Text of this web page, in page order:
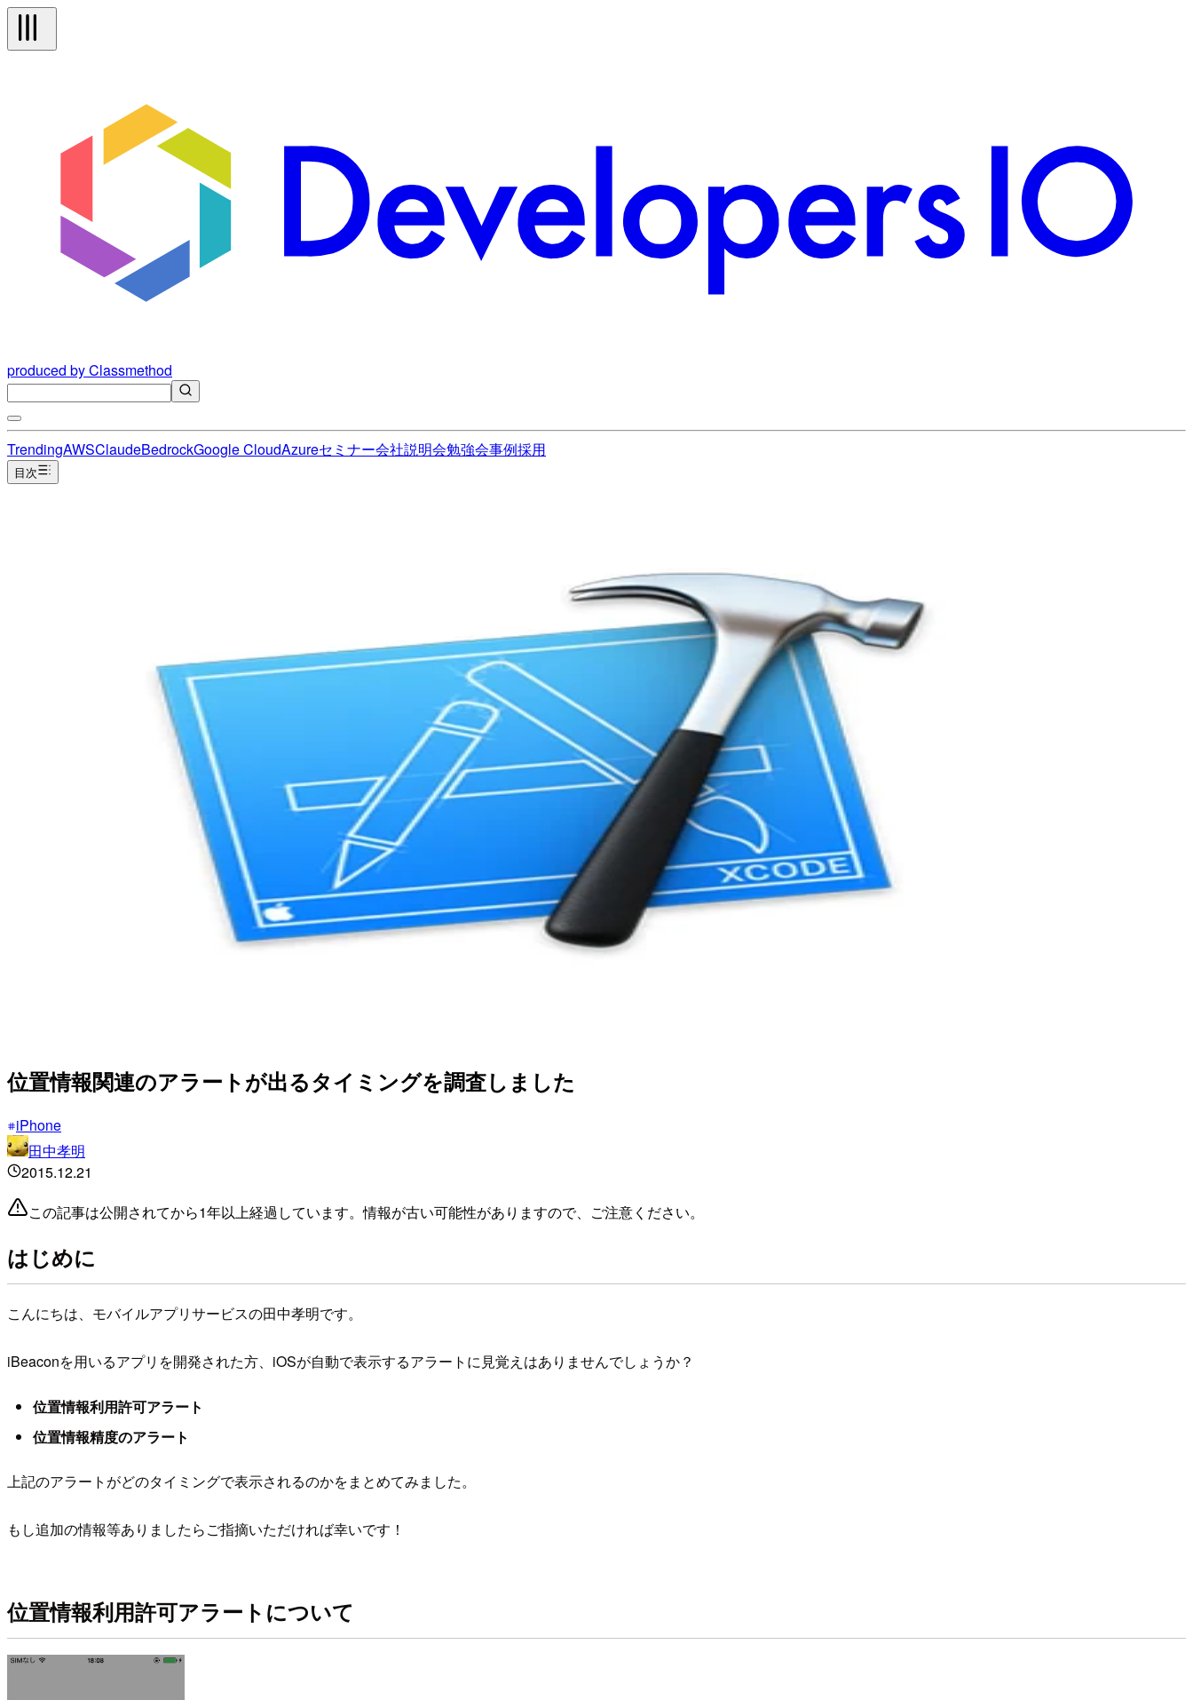
produced by Classmethod
TrendingAWSClaudeBedrockGoogle CloudAzureセミナー会社説明会勉強会事例採用
目次
位置情報関連のアラートが出るタイミングを調査しました
iPhone
田中孝明
2015.12.21
この記事は公開されてから1年以上経過しています。情報が古い可能性がありますので、ご注意ください。
はじめに
こんにちは、モバイルアプリサービスの田中孝明です。
iBeaconを用いるアプリを開発された方、iOSが自動で表示するアラートに見覚えはありませんでしょうか？
位置情報利用許可アラート
位置情報精度のアラート
上記のアラートがどのタイミングで表示されるのかをまとめてみました。
もし追加の情報等ありましたらご指摘いただければ幸いです！
位置情報利用許可アラートについて